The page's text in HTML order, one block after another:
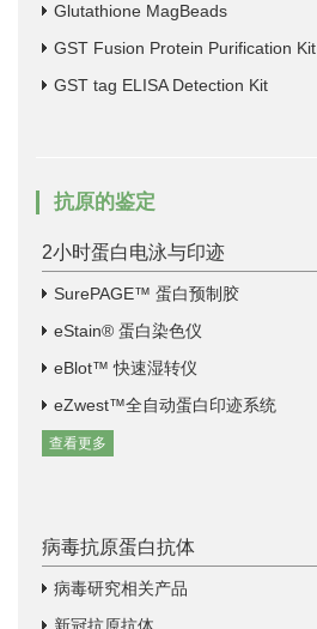
Glutathione MagBeads
GST Fusion Protein Purification Kit
GST tag ELISA Detection Kit
抗原的鉴定
2小时蛋白电泳与印迹
SurePAGE™ 蛋白预制胶
eStain® 蛋白染色仪
eBlot™ 快速湿转仪
eZwest™全自动蛋白印迹系统
查看更多
病毒抗原蛋白抗体
病毒研究相关产品